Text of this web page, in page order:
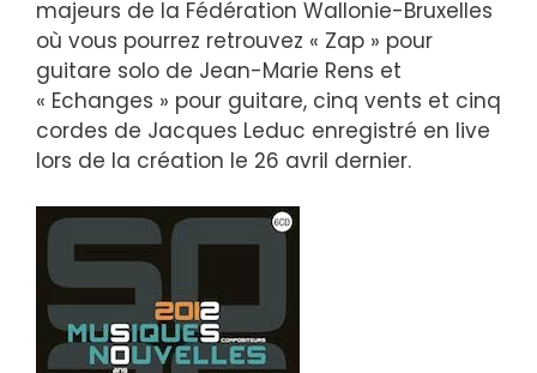
majeurs de la Fédération Wallonie-Bruxelles
où vous pourrez retrouvez « Zap » pour
guitare solo de Jean-Marie Rens et
« Echanges » pour guitare, cinq vents et cinq
cordes de Jacques Leduc enregistré en live
lors de la création le 26 avril dernier.